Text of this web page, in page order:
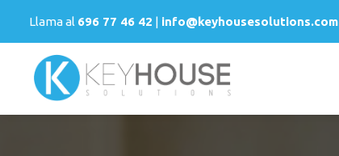
Llama al 696 77 46 42 | info@keyhousesolutions.com